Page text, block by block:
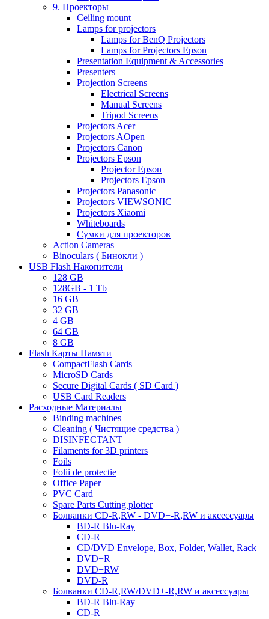
9. Проекторы
Ceiling mount
Lamps for projectors
Lamps for BenQ Projectors
Lamps for Projectors Epson
Presentation Equipment & Accessories
Presenters
Projection Screens
Electrical Screens
Manual Screens
Tripod Screens
Projectors Acer
Projectors AOpen
Projectors Canon
Projectors Epson
Projector Epson
Projectors Epson
Projectors Panasonic
Projectors VIEWSONIC
Projectors Xiaomi
Whiteboards
Сумки для проекторов
Action Cameras
Binoculars ( Бинокли )
USB Flash Накопители
128 GB
128GB - 1 Tb
16 GB
32 GB
4 GB
64 GB
8 GB
Flash Карты Памяти
CompactFlash Cards
MicroSD Cards
Secure Digital Cards ( SD Card )
USB Card Readers
Расходные Материалы
Binding machines
Cleaning ( Чистящие средства )
DISINFECTANT
Filaments for 3D printers
Foils
Folii de protectie
Office Paper
PVC Card
Spare Parts Cutting plotter
Болванки CD-R,RW - DVD+-R,RW и аксессуары
BD-R Blu-Ray
CD-R
CD/DVD Envelope, Box, Folder, Wallet, Rack
DVD+R
DVD+RW
DVD-R
Болванки CD-R,RW/DVD+-R,RW и аксессуары
BD-R Blu-Ray
CD-R